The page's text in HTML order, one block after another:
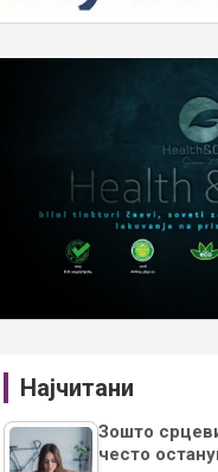
Најчитани
Зошто
често